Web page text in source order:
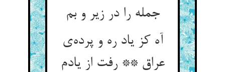
جمله را در زیر و بم‌‌
آه کز یاد ره و پرده‌‌ی
عراق ** رفت از یادم